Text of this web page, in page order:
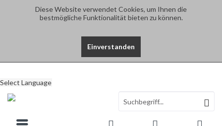
Diese Website verwendet Cookies, um Ihnen die
bestmögliche Funktionalität bieten zu können.
Einverstanden
Select Language